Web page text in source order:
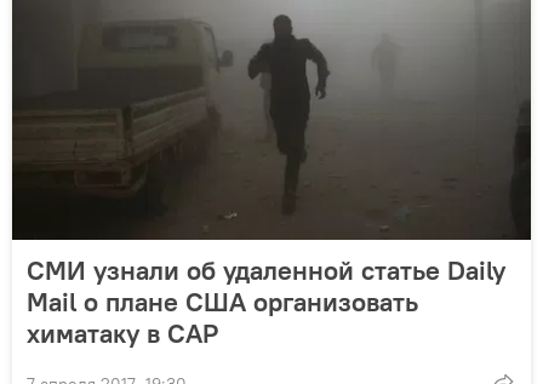
СМИ узнали об удаленной статье Daily
Mail о плане США организовать
химатаку в САР